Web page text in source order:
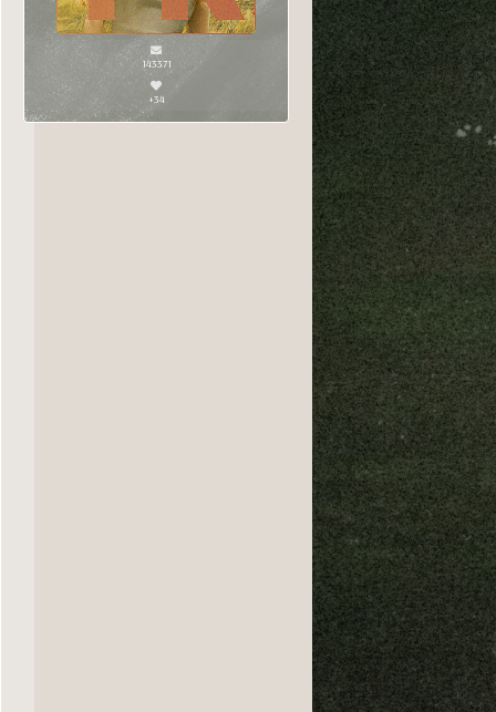
143371
+34